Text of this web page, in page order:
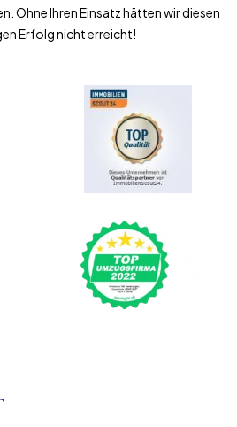
Ohne Ihren Einsatz hätten wir diesen
Erfolg nicht erreicht!